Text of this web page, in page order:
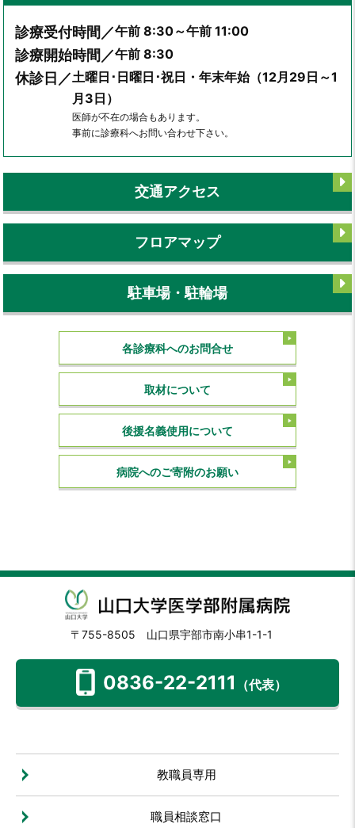
診療受付時間／午前 8:30～午前 11:00
診療開始時間／午前 8:30
休診日／土曜日･日曜日･祝日・年末年始（12月29日～1
月3日）
医師が不在の場合もあります。
事前に診療科へお問い合わせ下さい。
交通アクセス
フロアマップ
駐車場・駐輪場
各診療科へのお問合せ
取材について
後援名義使用について
病院へのご寄附のお願い
〒755-8505 山口県宇部市南小串1-1-1
0836-22-2111 （代表）
教職員専用
職員相談窓口